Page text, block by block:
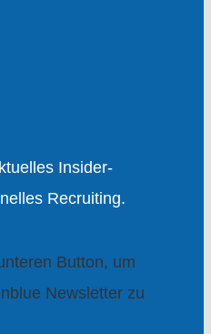
Insider-
Recruiting.
Button, um
Newsletter zu